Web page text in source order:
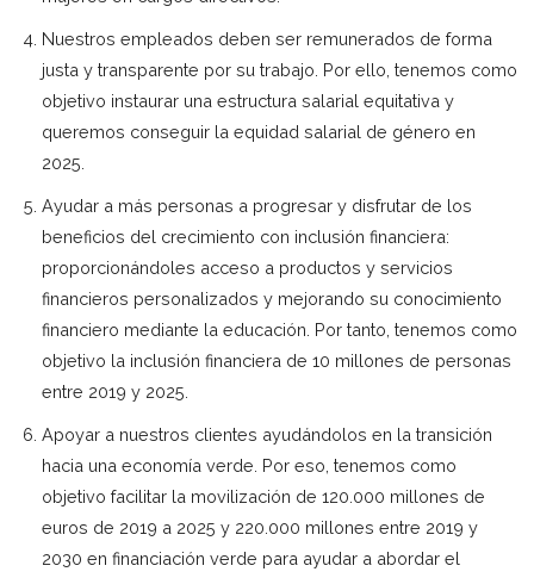
Nuestros empleados deben ser remunerados de forma
justa y transparente por su trabajo. Por ello, tenemos como
objetivo instaurar una estructura salarial equitativa y
queremos conseguir la equidad salarial de género en
2025.
Ayudar a más personas a progresar y disfrutar de los
beneficios del crecimiento con inclusión financiera:
proporcionándoles acceso a productos y servicios
financieros personalizados y mejorando su conocimiento
financiero mediante la educación. Por tanto, tenemos como
objetivo la inclusión financiera de 10 millones de personas
entre 2019 y 2025.
Apoyar a nuestros clientes ayudándolos en la transición
hacia una economía verde. Por eso, tenemos como
objetivo facilitar la movilización de 120.000 millones de
euros de 2019 a 2025 y 220.000 millones entre 2019 y
2030 en financiación verde para ayudar a abordar el